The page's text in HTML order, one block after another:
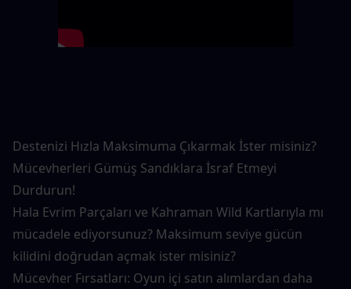
Destenizi Hızla Maksimuma Çıkarmak İster misiniz?
Mücevherleri Gümüş Sandıklara İsraf Etmeyi
Durdurun!
Hala Evrim Parçaları ve Kahraman Wild Kartlarıyla mı
mücadele ediyorsunuz? Maksimum seviye gücün
kilidini doğrudan açmak ister misiniz?
Mücevher Fırsatları: Oyun içi satın alımlardan daha